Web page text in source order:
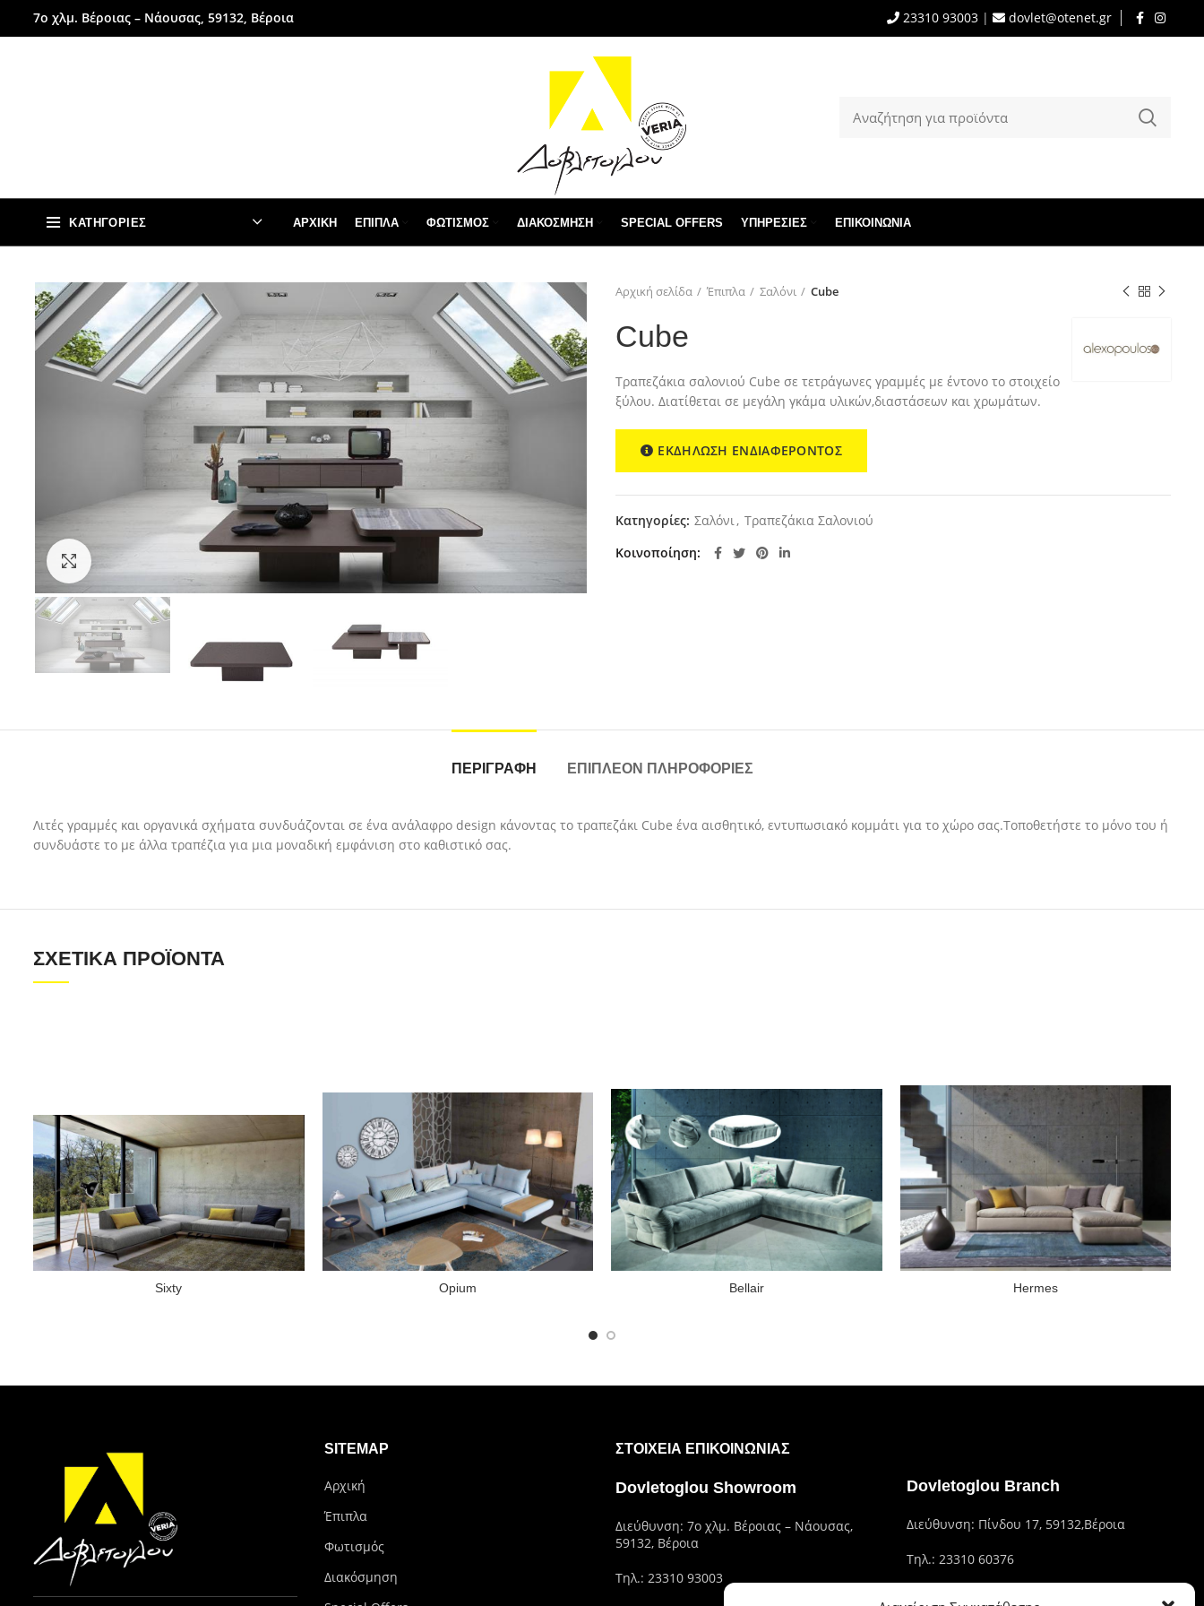
7ο χλμ. Βέροιας – Νάουσας, 59132, Βέροια 23310 93003 | dovlet@otenet.gr
ΚΑΤΗΓΟΡΊΕΣ ΑΡΧΙΚΉ ΈΠΙΠΛΑ ΦΩΤΙΣΜΌΣ ΔΙΑΚΌΣΜΗΣΗ SPECIAL OFFERS ΥΠΗΡΕΣΙΕΣ ΕΠΙΚΟΙΝΩΝΊΑ
Αρχική σελίδα Έπιπλα Σαλόνι Cube
Cube
Τραπεζάκια σαλονιού Cube σε τετράγωνες γραμμές με έντονο το στοιχείο
ξύλου. Διατίθεται σε μεγάλη γκάμα υλικών,διαστάσεων και χρωμάτων.
ΕΚΔΗΛΩΣΗ ΕΝΔΙΑΦΕΡΟΝΤΟΣ
Κατηγορίες: Σαλόνι, Τραπεζάκια Σαλονιού
Κοινοποίηση
ΠΕΡΙΓΡΑΦΉ ΕΠΙΠΛΈΟΝ ΠΛΗΡΟΦΟΡΊΕΣ
Λιτές γραμμές και οργανικά σχήματα συνδυάζονται σε ένα ανάλαφρο design κάνοντας το τραπεζάκι Cube ένα αισθητικό, εντυπωσιακό κομμάτι για το χώρο σας.Τοποθετήστε το μόνο του ή
συνδυάστε το με άλλα τραπέζια για μια μοναδική εμφάνιση στο καθιστικό σας.
ΣΧΕΤΙΚΆ ΠΡΟΪΌΝΤΑ
Sixty Opium Bellair Hermes
SITEMAP
Αρχική
Έπιπλα
Φωτισμός
Διακόσμηση
ΣΤΟΙΧΕΊΑ ΕΠΙΚΟΙΝΩΝΊΑΣ
Dovletoglou Showroom
Διεύθυνση: 7ο χλμ. Βέροιας – Νάουσας,
59132, Βέροια
Τηλ.: 23310 93003
Dovletoglou Branch
Διεύθυνση: Πίνδου 17, 59132,Βέροια
Τηλ.: 23310 60376